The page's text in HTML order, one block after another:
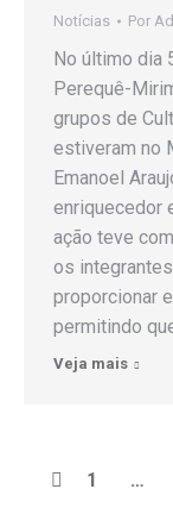
Notícias Por
No último dia
Perequê-
grupos de
estiveram no
Emanoel
enriquecedor
ação teve
os
proporcionar
permitindo
Veja mais
1 …